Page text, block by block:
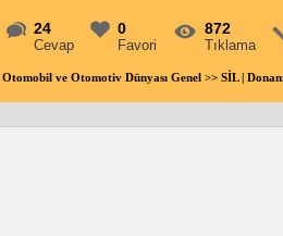
24
Cevap
0
Favori
872
Tıklama
Otomobil ve Otomotiv Dünyası Genel>> SİL |